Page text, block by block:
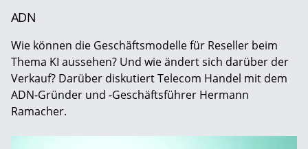
ADN
Wie können die Geschäfts­modelle für Reseller beim
Thema KI aussehen? Und wie ändert sich darüber der
Verkauf? Darüber diskutiert Telecom Handel mit dem
ADN-Gründer und -Geschäftsführer Hermann
Ramacher.